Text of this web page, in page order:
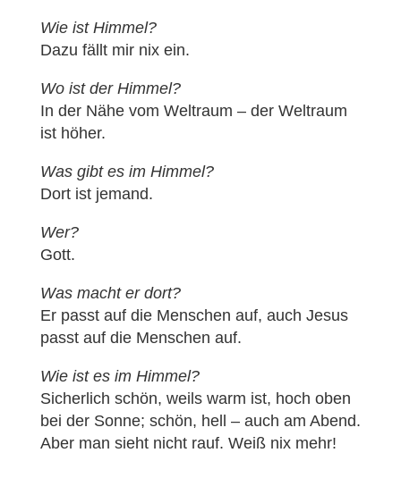
Wie ist Himmel?
Dazu fällt mir nix ein.
Wo ist der Himmel?
In der Nähe vom Weltraum – der Weltraum
ist höher.
Was gibt es im Himmel?
Dort ist jemand.
Wer?
Gott.
Was macht er dort?
Er passt auf die Menschen auf, auch Jesus
passt auf die Menschen auf.
Wie ist es im Himmel?
Sicherlich schön, weils warm ist, hoch oben
bei der Sonne; schön, hell – auch am Abend.
Aber man sieht nicht rauf. Weiß nix mehr!